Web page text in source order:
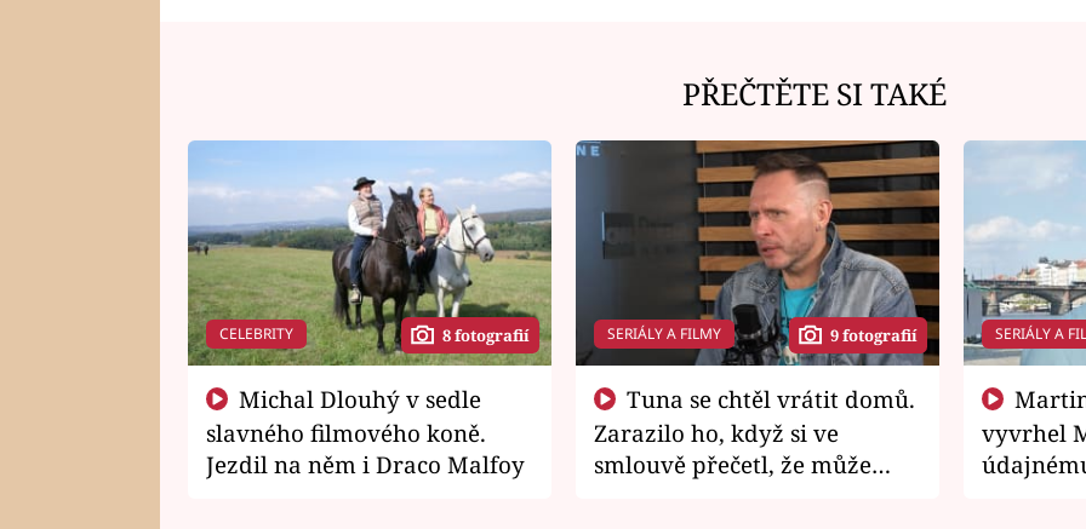
PŘEČTĚTE SI TAKÉ
CELEBRITY 8 fotografií
slavného filmového koně.
Jezdil na něm i Draco Malfoy
SERIÁLY A FILMY 9 fotografií
Zarazilo ho, když si ve
smlouvě přečetl, že může
SERIÁLY A
vyvrhel